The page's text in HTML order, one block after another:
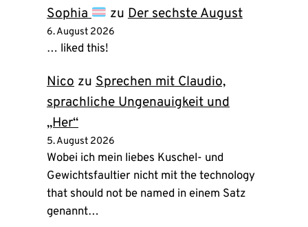
Sophia zuDer sechste August
6. August 2026
… liked this!
Nico zu Sprechen mit Claudio,
sprachliche Ungenauigkeit und
„Her“
5. August 2026
Wobei ich mein liebes Kuschel- und
Gewichtsfaultier nicht mit the technology
that should not be named in einem Satz
genannt…